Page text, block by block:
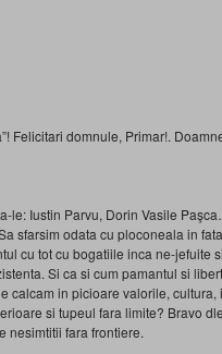
Felicitari domnule, Primar!.
le: Iustin Parvu, Dorin Vasile
sfarsim odata cu ploconeala in
cu tot cu bogatiile inca ne-jefuite
Si ca si cum pamantul si
calcam in picioare valorile,
si tupeul fara limite? Bravo
nesimtitii fara frontiere.